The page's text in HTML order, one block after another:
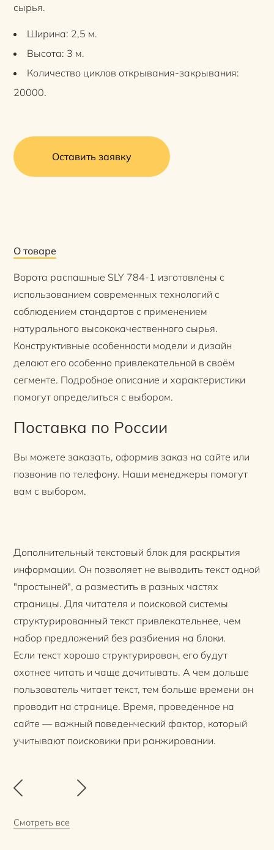
сырья.
Ширина: 2,5 м.
Высота: 3 м.
Количество циклов открывания-закрывания:
20000.
Оставить заявку
О товаре
Ворота распашные SLY 784-1 изготовлены с
использованием современных технологий с
соблюдением стандартов с применением
натурального высококачественного сырья.
Конструктивные особенности модели и дизайн
делают его особенно привлекательной в своём
сегменте. Подробное описание и характеристики
помогут определиться с выбором.
Поставка по России
Вы можете заказать, оформив заказ на сайте или
позвонив по телефону. Наши менеджеры помогут
вам с выбором.
Дополнительный текстовый блок для раскрытия
информации. Он позволяет не выводить текст одной
"простыней", а разместить в разных частях
страницы. Для читателя и поисковой системы
структурированный текст привлекательнее, чем
набор предложений без разбиения на блоки.
Если текст хорошо структурирован, его будут
охотнее читать и чаще дочитывать. А чем дольше
пользователь читает текст, тем больше времени он
проводит на странице. Время, проведенное на
сайте — важный поведенческий фактор, который
учитывают поисковики при ранжировании.
Смотреть все